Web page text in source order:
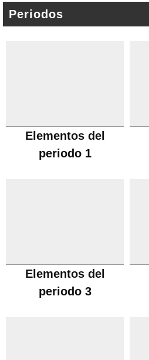
Periodos
Elementos del
periodo 1
Elementos del
periodo 3